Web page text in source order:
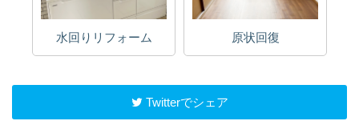
水回りリフォーム 原状回復
Twitterでシェア